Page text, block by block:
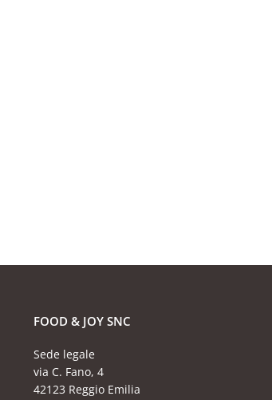
FOOD & JOY SNC
Sede legale
via C. Fano, 4
42123 Reggio Emilia